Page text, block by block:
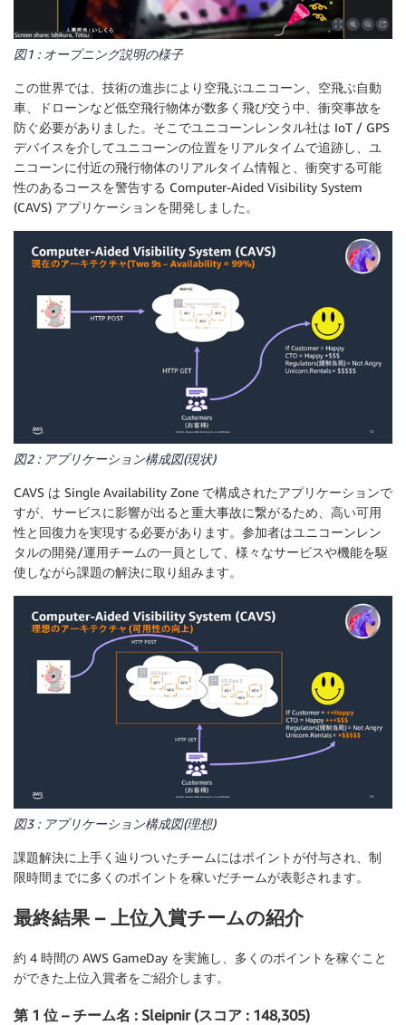
図1 : オープニング説明の様子
この世界では、技術の進歩により空飛ぶユニコーン、空飛ぶ自動
車、ドローンなど低空飛行物体が数多く飛び交う中、衝突事故を
防ぐ必要がありました。そこでユニコーンレンタル社は IoT / GPS
デバイスを介してユニコーンの位置をリアルタイムで追跡し、ユ
ニコーンに付近の飛行物体のリアルタイム情報と、衝突する可能
性のあるコースを警告する Computer-Aided Visibility System
(CAVS) アプリケーションを開発しました。
図2 : アプリケーション構成図(現状)
CAVS は Single Availability Zone で構成されたアプリケーションで
すが、サービスに影響が出ると重大事故に繋がるため、高い可用
性と回復力を実現する必要があります。参加者はユニコーンレン
タルの開発/運用チームの一員として、様々なサービスや機能を駆
使しながら課題の解決に取り組みます。
図3 : アプリケーション構成図(理想)
課題解決に上手く辿りついたチームにはポイントが付与され、制
限時間までに多くのポイントを稼いだチームが表彰されます。
最終結果 – 上位入賞チームの紹介
約 4 時間の AWS GameDay を実施し、多くのポイントを稼ぐこと
ができた上位入賞者をご紹介します。
第 1 位 – チーム名 : Sleipnir (スコア : 148,305)